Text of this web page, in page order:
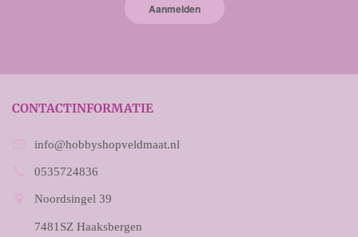
Aanmelden
CONTACTINFORMATIE
info@hobbyshopveldmaat.nl
0535724836
Noordsingel 39
7481SZ Haaksbergen